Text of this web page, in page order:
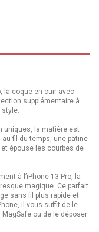
la coque en cuir avec
supplémentaire à
style.
uniques, la matière est
fil du temps, une patine
épouse les courbes de
à l’iPhone 13 Pro, la
magique. Ce parfait
sans fil plus rapide et
il vous suffit de le
ou de le déposer